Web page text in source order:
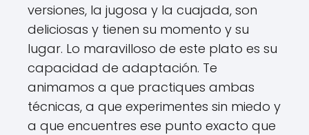
versiones, la jugosa y la cuajada, son
deliciosas y tienen su momento y su
lugar. Lo maravilloso de este plato es su
capacidad de adaptación. Te
animamos a que practiques ambas
técnicas, a que experimentes sin miedo y
a que encuentres ese punto exacto que